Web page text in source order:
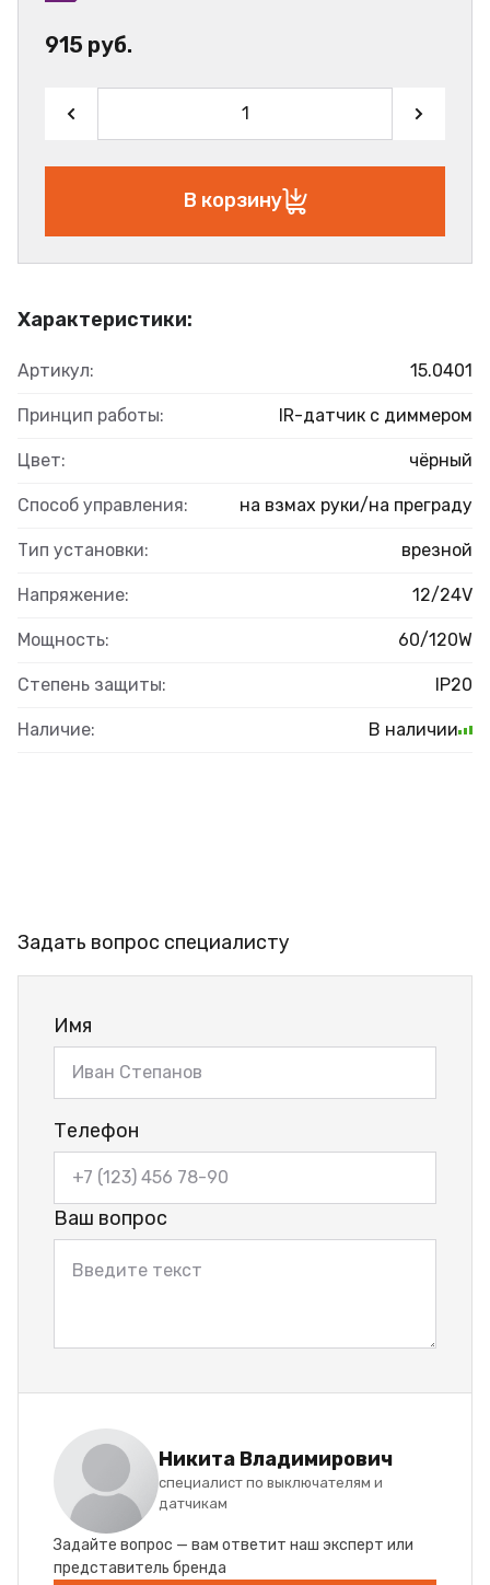
Характеристики:
Артикул: 15.0401
Принцип работы: IR-датчик с диммером
Цвет: чёрный
Способ управления: на взмах руки/на преграду
Тип установки: врезной
Напряжение: 12/24V
Мощность: 60/120W
Степень защиты: IP20
Наличие: В наличии
915 руб.
В корзину
Задать вопрос специалисту
Имя
Телефон
Ваш вопрос
Никита Владимирович
специалист по выключателям и
датчикам
Задайте вопрос — вам ответит наш эксперт или
представитель бренда